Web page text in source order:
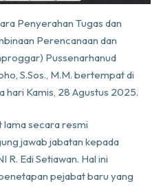
Penyerahan Tugas dan
Perencanaan dan
Pussenarhanud
S.Sos., M.M. bertempat di
hari Kamis, 28 Agustus 2025.
secara resmi
jawab jabatan kepada
R. Edi Setiawan. Hal ini
pejabat baru yang